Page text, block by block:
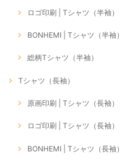
ロゴ印刷 | Tシャツ（半袖）
BONHEMI | Tシャツ（半袖）
総柄Tシャツ（半袖）
Tシャツ（長袖）
原画印刷 | Tシャツ（長袖）
ロゴ印刷 | Tシャツ（長袖）
BONHEMI | Tシャツ（長袖）